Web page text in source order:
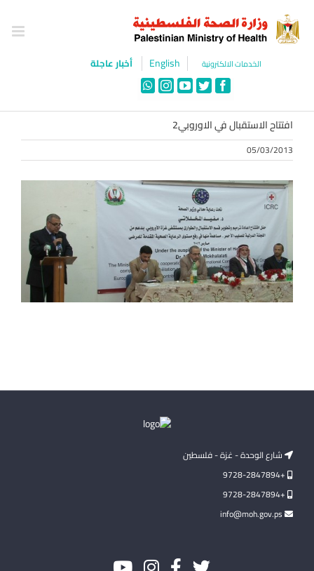
content
الخدمات الالكترونية English أخبار عاجلة
Facebook
Twitter
YouTube
Instagram
WhatsApp
افتتاح الاستقبال في الاوروبي2
05/03/2013
شارع الوحدة - غزة - فلسطين
+9728-2847894
+9728-2847894